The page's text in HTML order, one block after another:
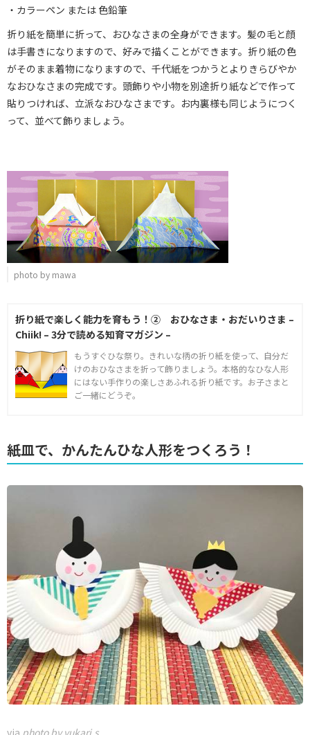
・カラーペン または 色鉛筆
折り紙を簡単に折って、おひなさまの全身ができます。髪の毛と顔
は手書きになりますので、好みで描くことができます。折り紙の色
がそのまま着物になりますので、千代紙をつかうとよりきらびやか
なおひなさまの完成です。頭飾りや小物を別途折り紙などで作って
貼りつければ、立派なおひなさまです。お内裏様も同じようにつく
って、並べて飾りましょう。
photo by mawa
折り紙で楽しく能力を育もう！② おひなさま・おだいりさま –
Chiik! – 3分で読める知育マガジン –
もうすぐひな祭り。きれいな柄の折り紙を使って、自分だ
けのおひなさまを折って飾りましょう。本格的なひな人形
にはない手作りの楽しさあふれる折り紙です。お子さまと
ご一緒にどうぞ。
紙皿で、かんたんひな人形をつくろう！